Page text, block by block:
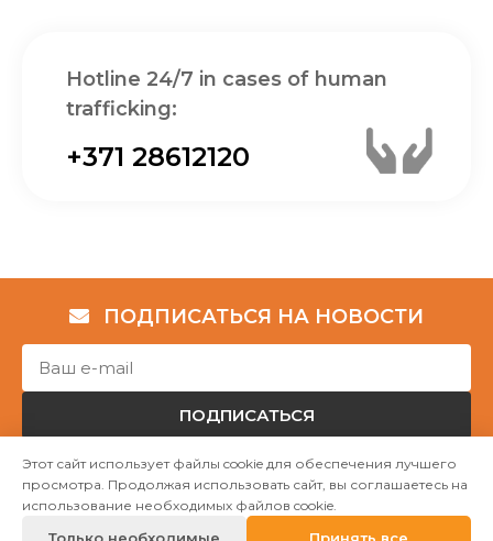
Hotline 24/7 in cases of human
trafficking:
+371 28612120
ПОДПИСАТЬСЯ НА НОВОСТИ
ПОДПИСАТЬСЯ
Авторские права © НГО „Убежище "Надёжный дом""
Этот сайт использует файлы cookie для обеспечения лучшего
просмотра. Продолжая использовать сайт, вы соглашаетесь на
использование необходимых файлов cookie.